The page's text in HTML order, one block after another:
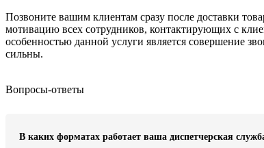
Позвоните вашим клиентам сразу после доставки
мотивацию всех сотрудников, контактирующих с
особенностью данной услуги является совершение
сильны.
Вопросы-ответы
В каких форматах работает ваша диспетчерская